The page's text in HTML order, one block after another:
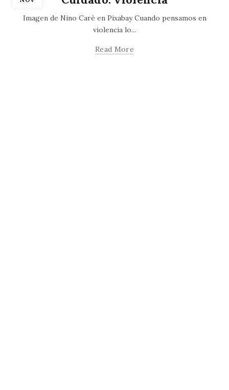
Imagen de Nino Carè en Pixabay Cuando pensamos en
violencia lo...
Read More